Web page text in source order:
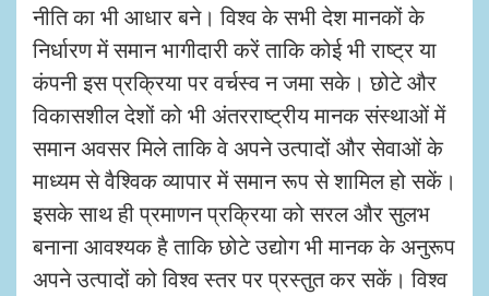
नीति का भी आधार बने। विश्व के सभी देश मानकों के
निर्धारण में समान भागीदारी करें ताकि कोई भी राष्ट्र या
कंपनी इस प्रक्रिया पर वर्चस्व न जमा सके। छोटे और
विकासशील देशों को भी अंतरराष्ट्रीय मानक संस्थाओं में
समान अवसर मिले ताकि वे अपने उत्पादों और सेवाओं के
माध्यम से वैश्विक व्यापार में समान रूप से शामिल हो सकें।
इसके साथ ही प्रमाणन प्रक्रिया को सरल और सुलभ
बनाना आवश्यक है ताकि छोटे उद्योग भी मानक के अनुरूप
अपने उत्पादों को विश्व स्तर पर प्रस्तुत कर सकें। विश्व